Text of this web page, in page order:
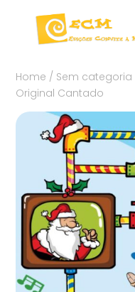
Home / Sem categoria
Original Cantado